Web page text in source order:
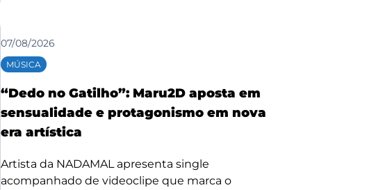
07/08/2026
MÚSICA
“Dedo no Gatilho”: Maru2D aposta em
sensualidade e protagonismo em nova
era artística
Artista da NADAMAL apresenta single
acompanhado de videoclipe que marca o